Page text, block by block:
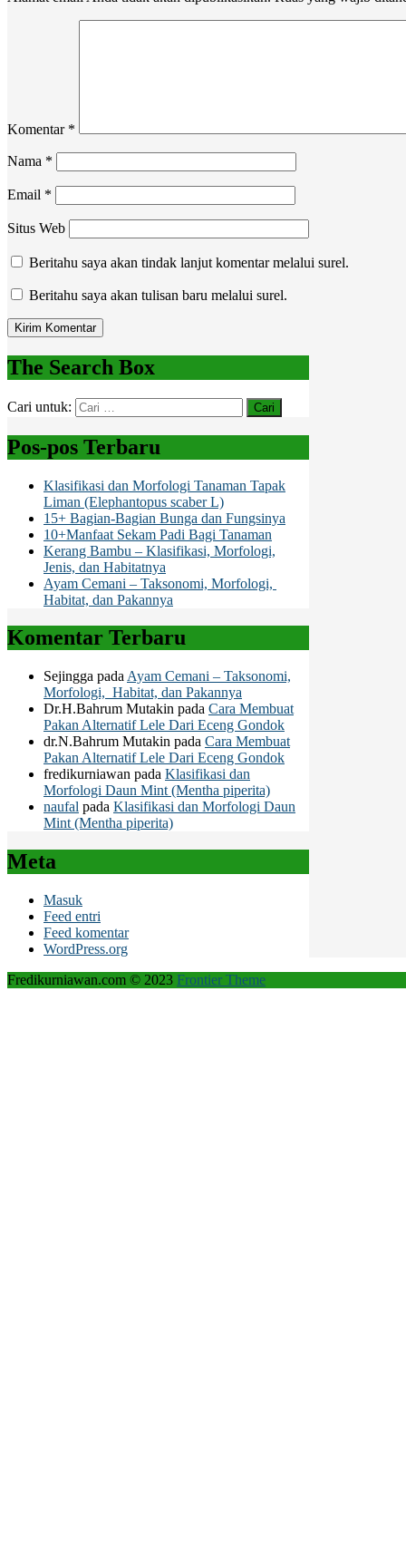
Komentar *
Nama *
Email *
Situs Web
Beritahu saya akan tindak lanjut komentar melalui surel.
Beritahu saya akan tulisan baru melalui surel.
The Search Box
Cari untuk:
Pos-pos Terbaru
Klasifikasi dan Morfologi Tanaman Tapak
Liman (Elephantopus scaber L)
15+ Bagian-Bagian Bunga dan Fungsinya
10+Manfaat Sekam Padi Bagi Tanaman
Kerang Bambu – Klasifikasi, Morfologi,
Jenis, dan Habitatnya
Ayam Cemani – Taksonomi, Morfologi,
Habitat, dan Pakannya
Komentar Terbaru
Sejingga pada Ayam Cemani – Taksonomi,
Morfologi, Habitat, dan Pakannya
Dr.H.Bahrum Mutakin pada Cara Membuat
Pakan Alternatif Lele Dari Eceng Gondok
dr.N.Bahrum Mutakin pada Cara Membuat
Pakan Alternatif Lele Dari Eceng Gondok
fredikurniawan pada Klasifikasi dan
Morfologi Daun Mint (Mentha piperita)
naufal pada Klasifikasi dan Morfologi Daun
Mint (Mentha piperita)
Meta
Masuk
Feed entri
Feed komentar
WordPress.org
Fredikurniawan.com © 2023 Frontier Theme